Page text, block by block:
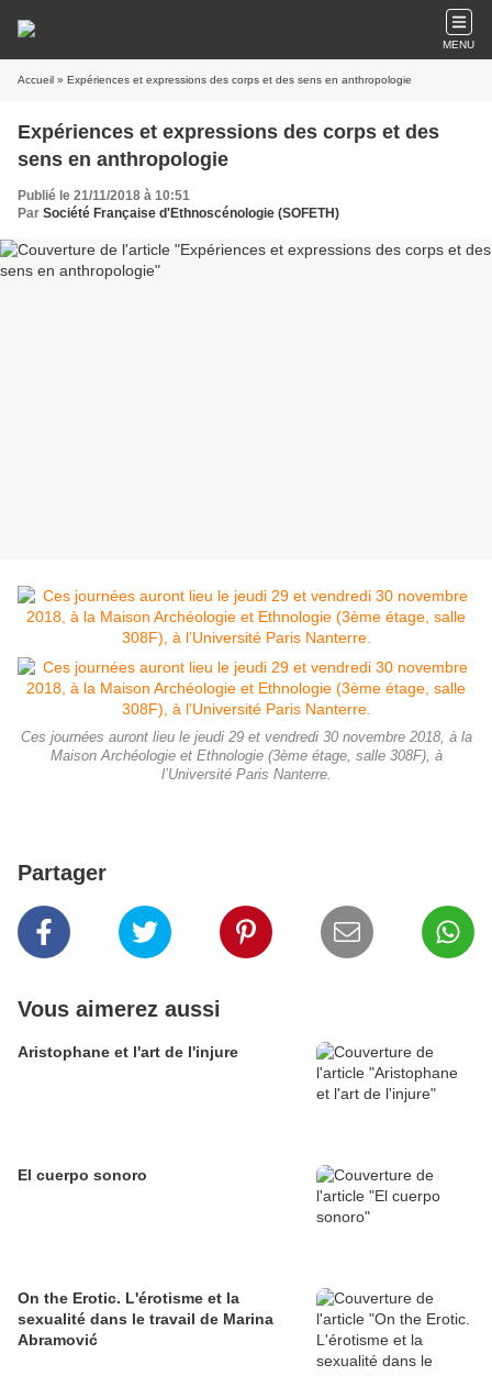
MENU
Accueil » Expériences et expressions des corps et des sens en anthropologie
Expériences et expressions des corps et des
sens en anthropologie
Publié le 21/11/2018 à 10:51
Par Société Française d'Ethnoscénologie (SOFETH)
Ces journées auront lieu le jeudi 29 et vendredi 30 novembre 2018, à la
Maison Archéologie et Ethnologie (3ème étage, salle 308F), à
l’Université Paris Nanterre.
Partager
Vous aimerez aussi
Aristophane et l'art de l'injure
El cuerpo sonoro
On the Erotic. L'érotisme et la
sexualité dans le travail de Marina
Abramović